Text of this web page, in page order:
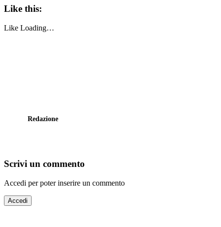
Like this:
Like Loading…
Redazione
Scrivi un commento
Accedi per poter inserire un commento
Accedi